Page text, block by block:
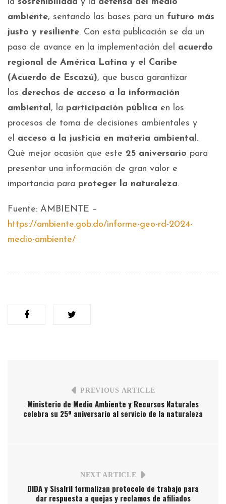
ambiente, sentando las bases para un futuro más
justo y resiliente. Con esta publicación se da un
paso de avance en la implementación del acuerdo
regional de América Latina y el Caribe
(Acuerdo de Escazú), que busca garantizar
los derechos de acceso a la información
ambiental, la participación pública en los
procesos de toma de decisiones ambientales y
el acceso a la justicia en materia ambiental.
Qué mejor ocasión que este 25 aniversario para
presentar una información de gran valor e
importancia para proteger la naturaleza.
Fuente: AMBIENTE –
https://ambiente.gob.do/informe-geo-rd-2024-
medio-ambiente/
PREVIOUS ARTICLE
Ministerio de Medio Ambiente y Recursos Naturales
celebra su 25º aniversario al servicio de la naturaleza
NEXT ARTICLE
DIDA y Sisalril formalizan protocolo de trabajo para
dar respuesta a quejas y reclamos de afiliados